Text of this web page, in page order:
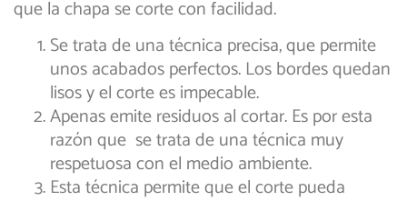
que la chapa se corte con facilidad.
Se trata de una técnica precisa, que permite
unos acabados perfectos. Los bordes quedan
lisos y el corte es impecable.
Apenas emite residuos al cortar. Es por esta
razón que se trata de una técnica muy
respetuosa con el medio ambiente.
Esta técnica permite que el corte pueda